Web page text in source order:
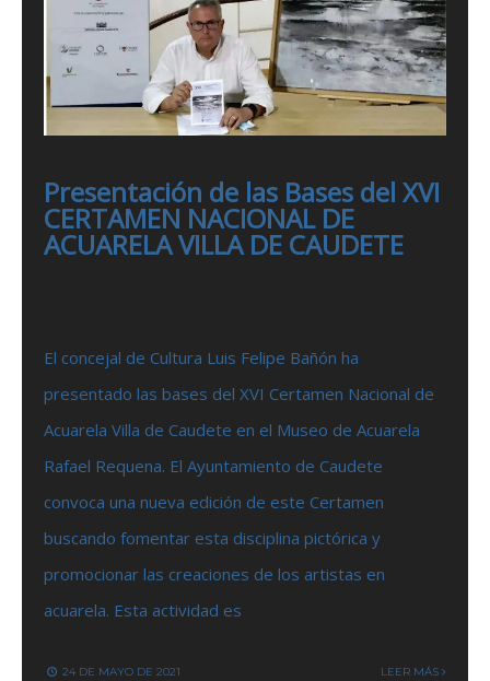
Presentación de las Bases del XVI
CERTAMEN NACIONAL DE
ACUARELA VILLA DE CAUDETE
El concejal de Cultura Luis Felipe Bañón ha
presentado las bases del XVI Certamen Nacional de
Acuarela Villa de Caudete en el Museo de Acuarela
Rafael Requena. El Ayuntamiento de Caudete
convoca una nueva edición de este Certamen
buscando fomentar esta disciplina pictórica y
promocionar las creaciones de los artistas en
acuarela. Esta actividad es
24 DE MAYO DE 2021 LEER MÁS